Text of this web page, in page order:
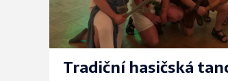
Tradiční hasičská